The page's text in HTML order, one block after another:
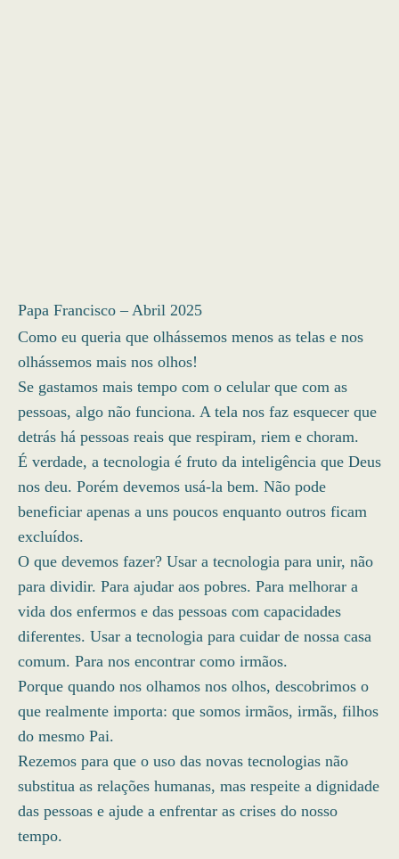
Papa Francisco – Abril 2025
Como eu queria que olhássemos menos as telas e nos
olhássemos mais nos olhos!
Se gastamos mais tempo com o celular que com as
pessoas, algo não funciona. A tela nos faz esquecer que
detrás há pessoas reais que respiram, riem e choram.
É verdade, a tecnologia é fruto da inteligência que Deus
nos deu. Porém devemos usá-la bem. Não pode
beneficiar apenas a uns poucos enquanto outros ficam
excluídos.
O que devemos fazer? Usar a tecnologia para unir, não
para dividir. Para ajudar aos pobres. Para melhorar a
vida dos enfermos e das pessoas com capacidades
diferentes. Usar a tecnologia para cuidar de nossa casa
comum. Para nos encontrar como irmãos.
Porque quando nos olhamos nos olhos, descobrimos o
que realmente importa: que somos irmãos, irmãs, filhos
do mesmo Pai.
Rezemos para que o uso das novas tecnologias não
substitua as relações humanas, mas respeite a dignidade
das pessoas e ajude a enfrentar as crises do nosso
tempo.